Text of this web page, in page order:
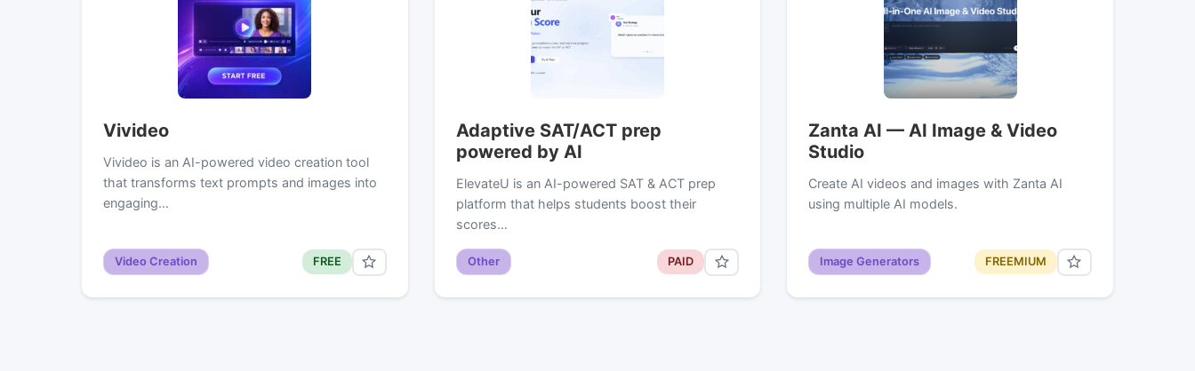
Vivideo
Vivideo is an AI-powered video creation tool
that transforms text prompts and images into
engaging…
Video Creation FREE
Adaptive SAT/ACT prep
powered by AI
ElevateU is an AI-powered SAT & ACT prep
platform that helps students boost their
scores…
Other PAID
Zanta AI — AI Image & Video
Studio
Create AI videos and images with Zanta AI
using multiple AI models.
Image Generators FREEMIUM